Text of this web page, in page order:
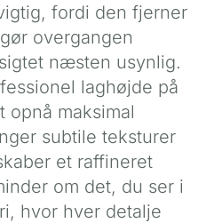
fordi den fjerner
overgangen
næsten usynlig.
laghøjde på
opnå maksimal
subtile teksturer
et raffineret
om det, du ser i
hvor hver detalje